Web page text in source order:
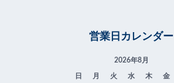
営業日カレンダー
2026年8月
日 月 火 水 木 金